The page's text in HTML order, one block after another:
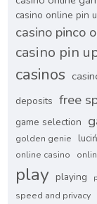
casino online pin
casino pinco
casino pin
casinos
deposits free
game selection
golden genie
online casino
play playing
speed and privacy